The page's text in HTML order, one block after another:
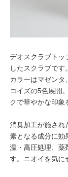
デオスクラブトッ
したスクラブです。
カラーはマゼンタ
コイズの5色展開
クで華やかな印象
消臭加工が施され
素となる成分に効
温・高圧処理、薬
す。ニオイを気に